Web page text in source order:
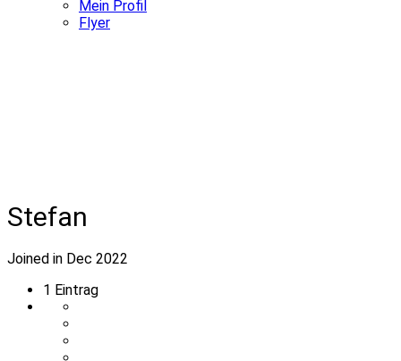
Mein Profil
Flyer
Stefan
Joined in Dec 2022
1 Eintrag